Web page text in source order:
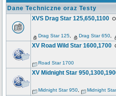
Dane Techniczne oraz Testy
XVS Drag Star 125,650,1100
Drag Star 125 Drag Star 650
XV Road Wild Star 1600,1700
Road Star 1700
XV Midnight Star
Midnight Star 950 Midnight